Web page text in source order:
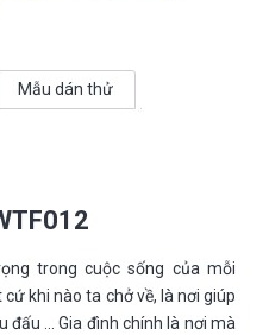
Mẫu dán thử
trong cuộc sống của mỗi
khi nào ta chở về, là nơi giúp
đấu … Gia đình chính là nơi mà